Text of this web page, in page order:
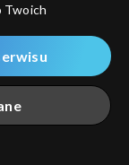
Twoich
przez
dalej